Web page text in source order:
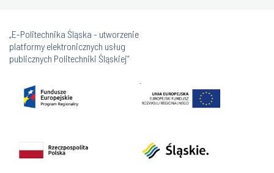
„E-Politechnika Śląska - utworzenie
platformy elektronicznych usług
publicznych Politechniki Śląskiej”